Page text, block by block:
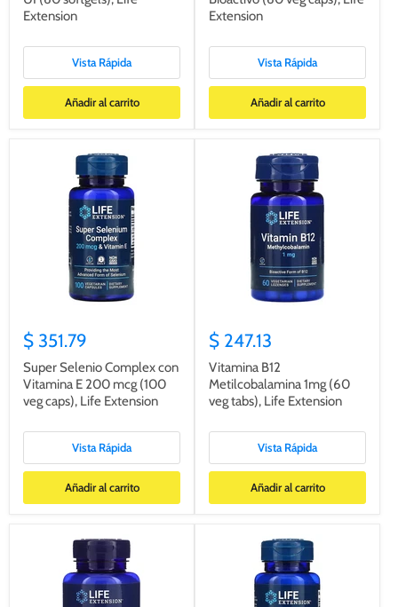
Extension
Vista Rápida
Añadir al carrito
Extension
Vista Rápida
Añadir al carrito
$ 351.79
Super Selenio Complex con
Vitamina E 200 mcg (100
veg caps), Life Extension
Vista Rápida
Añadir al carrito
$ 247.13
Vitamina B12
Metilcobalamina 1mg (60
veg tabs), Life Extension
Vista Rápida
Añadir al carrito